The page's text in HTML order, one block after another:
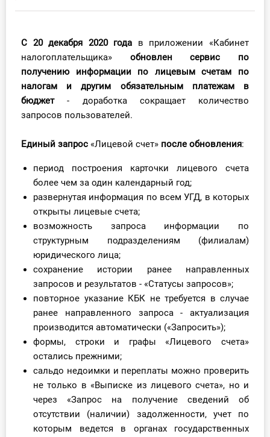
Вебинары
Справочник бухгалтера
Практика ИП
Кадры. Труд. Зарплата.
Учет по отраслям
Интернет-магазин
О Системе
Обучение
Тарифы
С 20 декабря 2020 года в приложении «Кабинет
налогоплательщика» обновлен сервис по
получению информации по лицевым счетам по
налогам и другим обязательным платежам в
бюджет- доработка сокращает количество
запросов пользователей.
Единый запрос «Лицевой счет» после обновления:
период построения карточки лицевого счета
более чем за один календарный год;
развернутая информация по всем УГД, в которых
открыты лицевые счета;
возможность запроса информации по
структурным подразделениям (филиалам)
юридического лица;
сохранение истории ранее направленных
запросов и результатов - «Статусы запросов»;
повторное указание КБК не требуется в случае
ранее направленного запроса - актуализация
производится автоматически («Запросить»);
формы, строки и графы «Лицевого счета»
остались прежними;
сальдо недоимки и переплаты можно проверить
не только в «Выписке из лицевого счета», но и
через «Запрос на получение сведений об
отсутствии (наличии) задолженности, учет по
которым ведется в органах государственных